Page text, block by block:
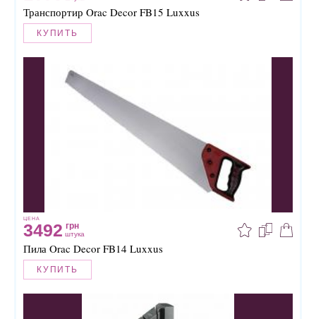
Транспортир Orac Decor FB15 Luxxus
КУПИТЬ
ЦЕНА
3492 грн
штука
Пила Orac Decor FB14 Luxxus
КУПИТЬ